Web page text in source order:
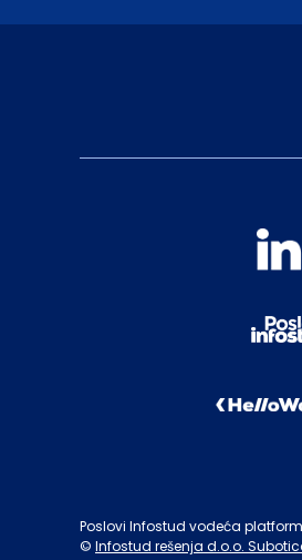
Poslovi Infostud vodeća
© Infostud rešenja d.o.o.